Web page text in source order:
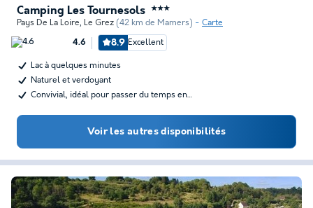
Camping Les Tournesols ★★★
Pays De La Loire, Le Grez (42 km de Mamers) Carte
4.6 8.9 Excellent
Lac à quelques minutes
Naturel et verdoyant
Convivial, idéal pour passer du temps en…
Voir les autres disponibilités